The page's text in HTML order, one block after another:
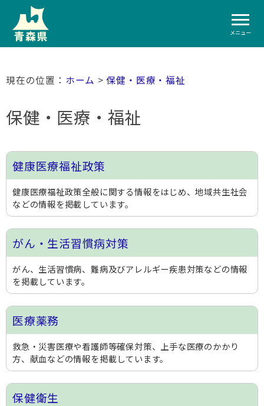
メニュー
ホーム >保健・医療・福祉
保健・医療・福祉
健康医療福祉政策
健康医療福祉政策全般に関する情報をはじめ、地域共生社会
などの情報を掲載しています。
がん・生活習慣病対策
がん、生活習慣病、難病及びアレルギー疾患対策などの情報
を掲載しています。
医療薬務
救急・災害医療や看護師等確保対策、上手な医療のかかり
方、献血などの情報を掲載しています。
保健衛生